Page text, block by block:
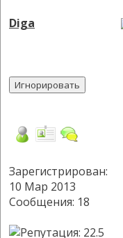
Diga
Зарегистрирован:
10 Мар 2013
Сообщения: 18